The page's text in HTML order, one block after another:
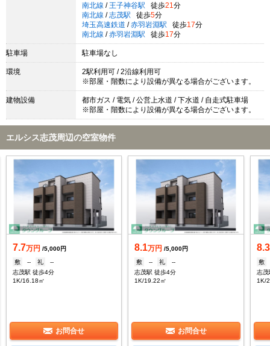
南北線 / 王子神谷駅 徒歩21 分
南北線 / 志茂駅 徒歩5分
埼玉高速鉄道 / 赤羽岩淵駅 徒歩17分
南北線 / 赤羽岩淵駅 徒歩17分
駐車場 駐車場なし
環境
2駅利用可 / 2沿線利用可
※部屋・階数により設備が異なる場合がございます。
建物設備
都市ガス / 電気 / 公営上水道 / 下水道 / 自走式駐車場
※部屋・階数により設備が異なる場合がございます。
エルシス志茂周辺の空室物件
7.7万円 /5,000円
敷
-- 礼
--
志茂駅 徒歩4分
1K/16.18㎡
お問合せ
8.1万円 /5,000円
敷
-- 礼
--
志茂駅 徒歩4分
1K/19.22㎡
お問合せ
8.3
敷
志茂
1K/